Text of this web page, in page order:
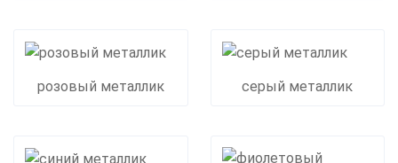
розовый металлик серый металлик